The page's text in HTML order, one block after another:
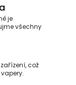
je
všechny
což